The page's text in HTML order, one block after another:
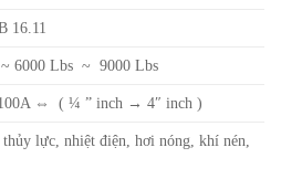
16.11
~ 6000 Lbs ~ 9000 Lbs
⇔ ( ¼ ” inch → 4″ inch )
thủy lực, nhiệt điện, hơi nóng, khí nén,